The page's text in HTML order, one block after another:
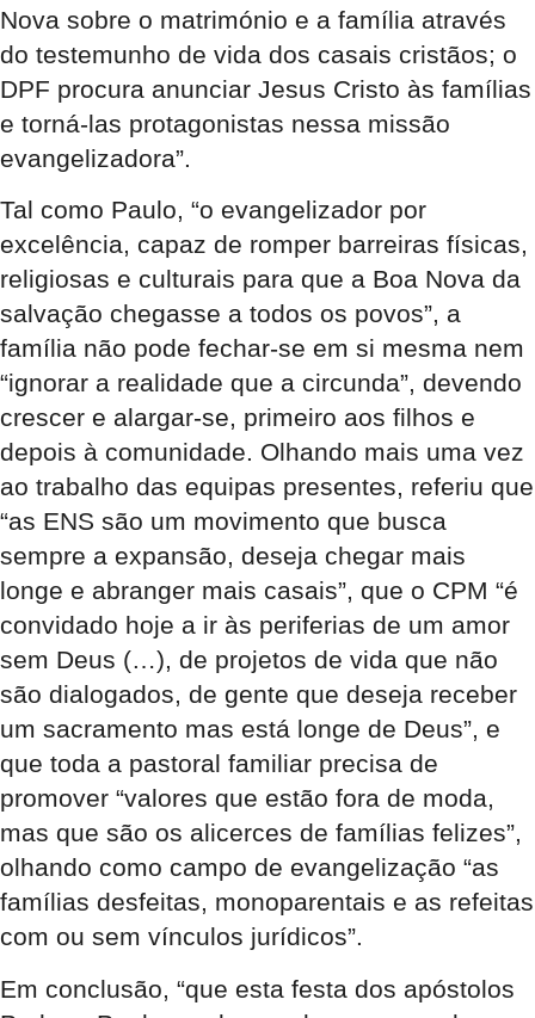
Nova sobre o matrimónio e a família através
do testemunho de vida dos casais cristãos; o
DPF procura anunciar Jesus Cristo às famílias
e torná-las protagonistas nessa missão
evangelizadora”.
Tal como Paulo, “o evangelizador por
excelência, capaz de romper barreiras físicas,
religiosas e culturais para que a Boa Nova da
salvação chegasse a todos os povos”, a
família não pode fechar-se em si mesma nem
“ignorar a realidade que a circunda”, devendo
crescer e alargar-se, primeiro aos filhos e
depois à comunidade. Olhando mais uma vez
ao trabalho das equipas presentes, referiu que
“as ENS são um movimento que busca
sempre a expansão, deseja chegar mais
longe e abranger mais casais”, que o CPM “é
convidado hoje a ir às periferias de um amor
sem Deus (…), de projetos de vida que não
são dialogados, de gente que deseja receber
um sacramento mas está longe de Deus”, e
que toda a pastoral familiar precisa de
promover “valores que estão fora de moda,
mas que são os alicerces de famílias felizes”,
olhando como campo de evangelização “as
famílias desfeitas, monoparentais e as refeitas
com ou sem vínculos jurídicos”.
Em conclusão, “que esta festa dos apóstolos